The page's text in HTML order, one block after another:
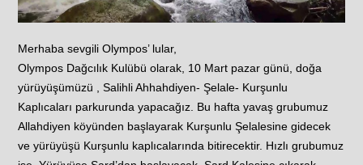
Merhaba sevgili Olympos’ lular,
Olympos Dağcılık Kulübü olarak, 10 Mart pazar günü, doğa
yürüyüşümüzü , Salihli Ahhahdiyen- Şelale- Kurşunlu
Kaplıcaları parkurunda yapacağız. Bu hafta yavaş grubumuz
Allahdiyen köyünden başlayarak Kurşunlu Şelalesine gidecek
ve yürüyüşü Kurşunlu kaplıcalarında bitirecektir. Hızlı grubumuz